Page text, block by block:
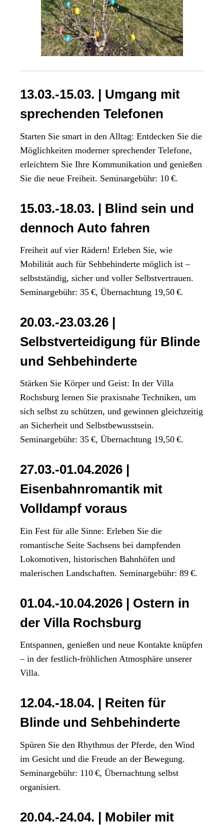
13.03.-15.03. | Umgang mit
sprechenden Telefonen
Starten Sie smart in den Alltag: Entdecken Sie die
Möglichkeiten moderner sprechender Telefone,
erleichtern Sie Ihre Kommunikation und genießen
Sie die neue Freiheit. Seminargebühr: 10 €.
15.03.-18.03. | Blind sein und
dennoch Auto fahren
Freiheit auf vier Rädern! Erleben Sie, wie
Mobilität auch für Sehbehinderte möglich ist –
selbstständig, sicher und voller Selbstvertrauen.
Seminargebühr: 35 €, Übernachtung 19,50 €.
20.03.-23.03.26 |
Selbstverteidigung für Blinde
und Sehbehinderte
Stärken Sie Körper und Geist: In der Villa
Rochsburg lernen Sie praxisnahe Techniken, um
sich selbst zu schützen, und gewinnen gleichzeitig
an Sicherheit und Selbstbewusstsein.
Seminargebühr: 35 €, Übernachtung 19,50 €.
27.03.-01.04.2026 |
Eisenbahnromantik mit
Volldampf voraus
Ein Fest für alle Sinne: Erleben Sie die
romantische Seite Sachsens bei dampfenden
Lokomotiven, historischen Bahnhöfen und
malerischen Landschaften. Seminargebühr: 89 €.
01.04.-10.04.2026 | Ostern in
der Villa Rochsburg
Entspannen, genießen und neue Kontakte knüpfen
– in der festlich-fröhlichen Atmosphäre unserer
Villa.
12.04.-18.04. | Reiten für
Blinde und Sehbehinderte
Spüren Sie den Rhythmus der Pferde, den Wind
im Gesicht und die Freude an der Bewegung.
Seminargebühr: 110 €, Übernachtung selbst
organisiert.
20.04.-24.04. | Mobiler mit